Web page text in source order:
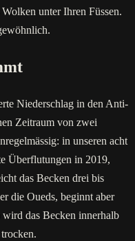
unter Ihren Füssen.
Niederschlag in den Anti-
Zeitraum von zwei
in unseren acht
Überflutungen in 2019,
das Becken drei bis
die Oueds, beginnt aber
das Becken innerhalb